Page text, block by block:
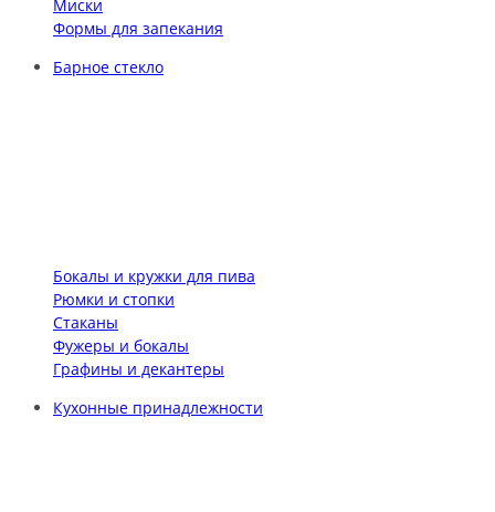
Миски
Формы для запекания
Барное стекло
Бокалы и кружки для пива
Рюмки и стопки
Стаканы
Фужеры и бокалы
Графины и декантеры
Кухонные принадлежности